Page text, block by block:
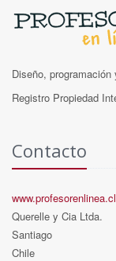
Diseño,
Registro Propiedad
Contacto
www.profesorenlinea.cl
Querelle y Cia Ltda.
Santiago
Chile